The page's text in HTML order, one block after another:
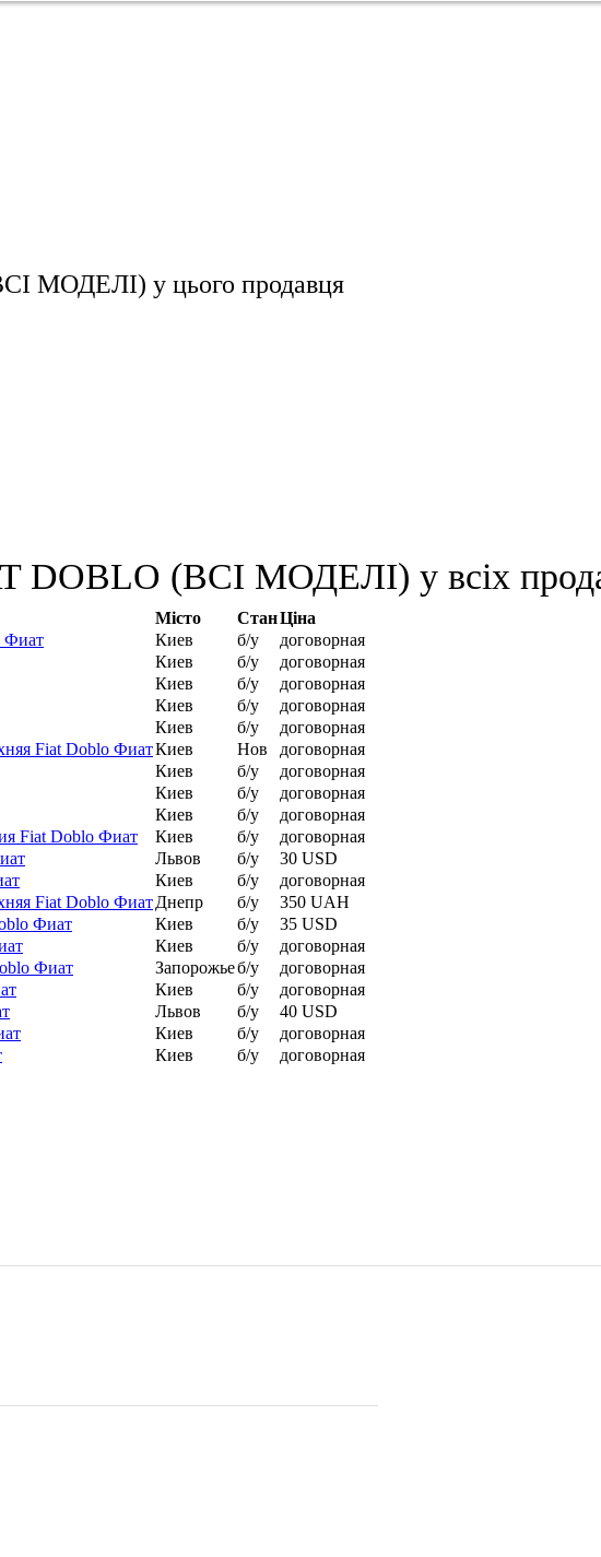
МОДЕЛІ) у цього продавця
DOBLO (ВСІ МОДЕЛІ) у всіх
Місто СтанЦіна
Фиат
Киев б/у
договорная
Киев б/у
договорная
Киев б/у
договорная
Киев б/у
договорная
Киев б/у
договорная
Fiat Doblo ФиатКиев Нов
договорная
Киев б/у
договорная
Киев б/у
договорная
Киев б/у
договорная
Fiat Doblo Фиат
Киев б/у
договорная
Львов б/у
30 USD
Киев б/у
договорная
Fiat Doblo ФиатДнепр б/у
350 UAH
Фиат
Киев б/у
35 USD
Киев б/у
договорная
Фиат
Запорожьеб/у
договорная
Киев б/у
договорная
Львов б/у
40 USD
Киев б/у
договорная
Киев б/у договорная